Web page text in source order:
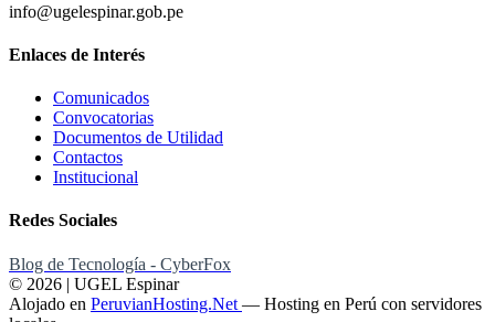
info@ugelespinar.gob.pe
Enlaces de Interés
Comunicados
Convocatorias
Documentos de Utilidad
Contactos
Institucional
Redes Sociales
Blog de Tecnología - CyberFox
© 2026 | UGEL Espinar
Alojado en PeruvianHosting.Net — Hosting en Perú con servidores